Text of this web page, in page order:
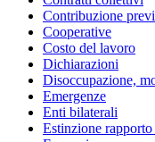
Contribuzione
Cooperative
Costo del lavoro
Dichiarazioni
Disoccupazione,
Emergenze
Enti bilaterali
Estinzione